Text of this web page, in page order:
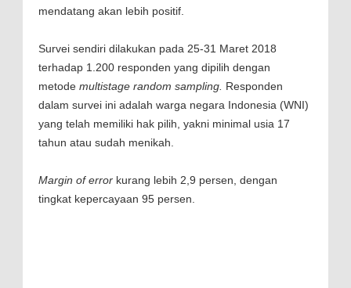
mendatang akan lebih positif.
Survei sendiri dilakukan pada 25-31 Maret 2018
terhadap 1.200 responden yang dipilih dengan
metode multistage random sampling. Responden
dalam survei ini adalah warga negara Indonesia (WNI)
yang telah memiliki hak pilih, yakni minimal usia 17
tahun atau sudah menikah.
Margin of error kurang lebih 2,9 persen, dengan
tingkat kepercayaan 95 persen.